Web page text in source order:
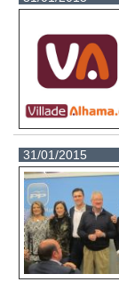
31/01/2015